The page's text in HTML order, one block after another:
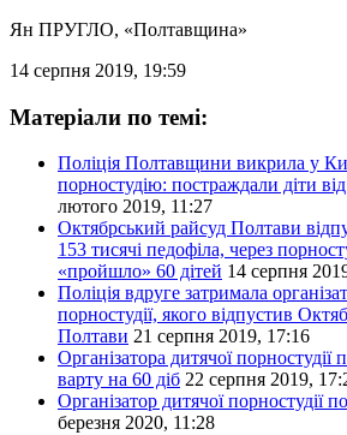
Ян ПРУГЛО, «Полтавщина»
14 серпня 2019, 19:59
Матеріали по темі:
Поліція Полтавщини викрила у
порностудію: постраждали діти
лютого 2019, 11:27
Октябрський райсуд Полтави
153 тисячі педофіла, через
«пройшло» 60 дітей 14 серпня
Поліція вдруге затримала
порностудії, якого відпустив
Полтави 21 серпня 2019, 17:16
Організатора дитячої порностудії
варту на 60 діб 22 серпня 2019,
Організатор дитячої порностудії
березня 2020, 11:28